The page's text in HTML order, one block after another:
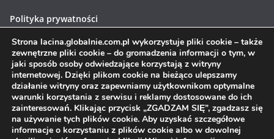
Polityka prywatności
Polityka cookies
Prawa autorskie © 2026Łacina globalnie. Wszystkie prawa
zastrzeżone.
Strona lacina.globalnie.com.pl wykorzystuje pliki cookie – także
zewnętrzne pliki cookie – do gromadzenia informacji o tym, w
jaki sposób osoby odwiedzające korzystają z witryny
internetowej. Dzięki plikom cookie na bieżąco ulepszamy
działanie witryny oraz zapewniamy użytkownikom optymalne
warunki korzystania z serwisu i reklamy dostosowane do ich
zainteresowań. Klikając przycisk „ZGADZAM SIĘ”, zgadzasz się
na używanie tych plików cookie. Aby uzyskać szczegółowe
informacje o korzystaniu z plików cookie albo w dowolnej